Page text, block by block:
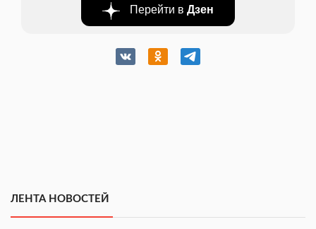
Перейти в Дзен
ЛЕНТА НОВОСТЕЙ